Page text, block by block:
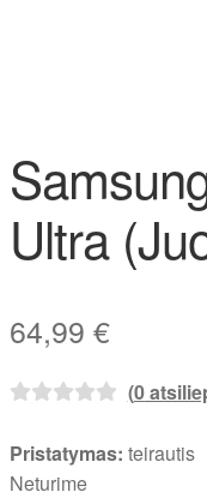
Ultra
64,99 €
(0
Pristatymas: teirautis
Neturime